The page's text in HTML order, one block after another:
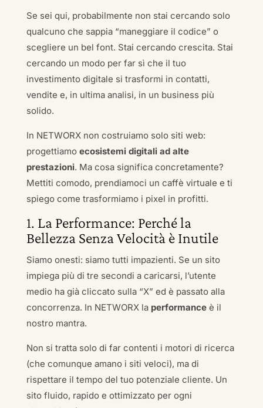
Se sei qui, probabilmente non stai cercando solo
qualcuno che sappia “maneggiare il codice” o
scegliere un bel font. Stai cercando crescita. Stai
cercando un modo per far sì che il tuo
investimento digitale si trasformi in contatti,
vendite e, in ultima analisi, in un business più
solido.
In NETWORX non costruiamo solo siti web:
progettiamo ecosistemi digitali ad alte
prestazioni. Ma cosa significa concretamente?
Mettiti comodo, prendiamoci un caffè virtuale e ti
spiego come trasformiamo i pixel in profitti.
1. La Performance: Perché la
Bellezza Senza Velocità è Inutile
Siamo onesti: siamo tutti impazienti. Se un sito
impiega più di tre secondi a caricarsi, l’utente
medio ha già cliccato sulla “X” ed è passato alla
concorrenza. In NETWORX la performanceè il
nostro mantra.
Non si tratta solo di far contenti i motori di ricerca
(che comunque amano i siti veloci), ma di
rispettare il tempo del tuo potenziale cliente. Un
sito fluido, rapido e ottimizzato per ogni